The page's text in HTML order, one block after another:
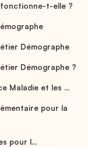
fonctionne-t-elle ?
Démographe
Démographe ?
Maladie et les ...
pour la
pour l...